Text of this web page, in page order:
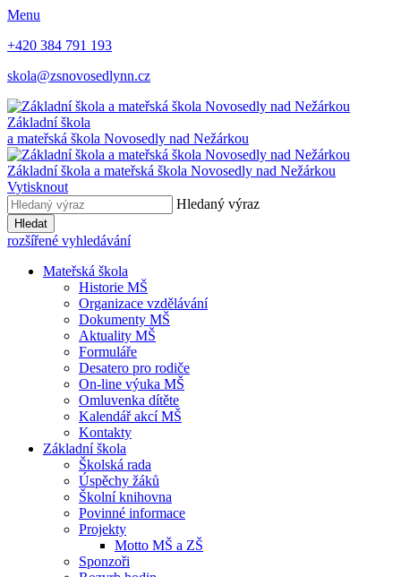
Menu
+420 384 791 193
skola@zsnovosedlynn.cz
Základní škola
a mateřská škola Novosedly nad Nežárkou
Základní škola a mateřská škola Novosedly nad Nežárkou
Vytisknout
Hledaný výraz
Hledat
rozšířené vyhledávání
Mateřská škola
Historie MŠ
Organizace vzdělávání
Dokumenty MŠ
Aktuality MŠ
Formuláře
Desatero pro rodiče
On-line výuka MŠ
Omluvenka dítěte
Kalendář akcí MŠ
Kontakty
Základní škola
Školská rada
Úspěchy žáků
Školní knihovna
Povinné informace
Projekty
Motto MŠ a ZŠ
Sponzoři